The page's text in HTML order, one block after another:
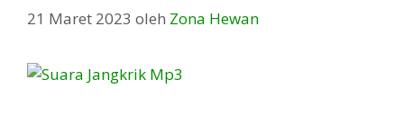
21 Maret 2023 oleh Zona Hewan